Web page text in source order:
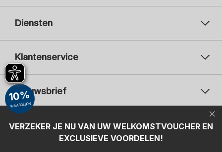
Diensten
Klantenservice
Nieuwsbrief
Uw
Uw e-mailadres
Aanmelden
Betaalwijzen
VERZEKER JE NU VAN UW WELKOMSTVOUCHER EN
EXCLUSIEVE VOORDELEN!
10%
WAARDEBON